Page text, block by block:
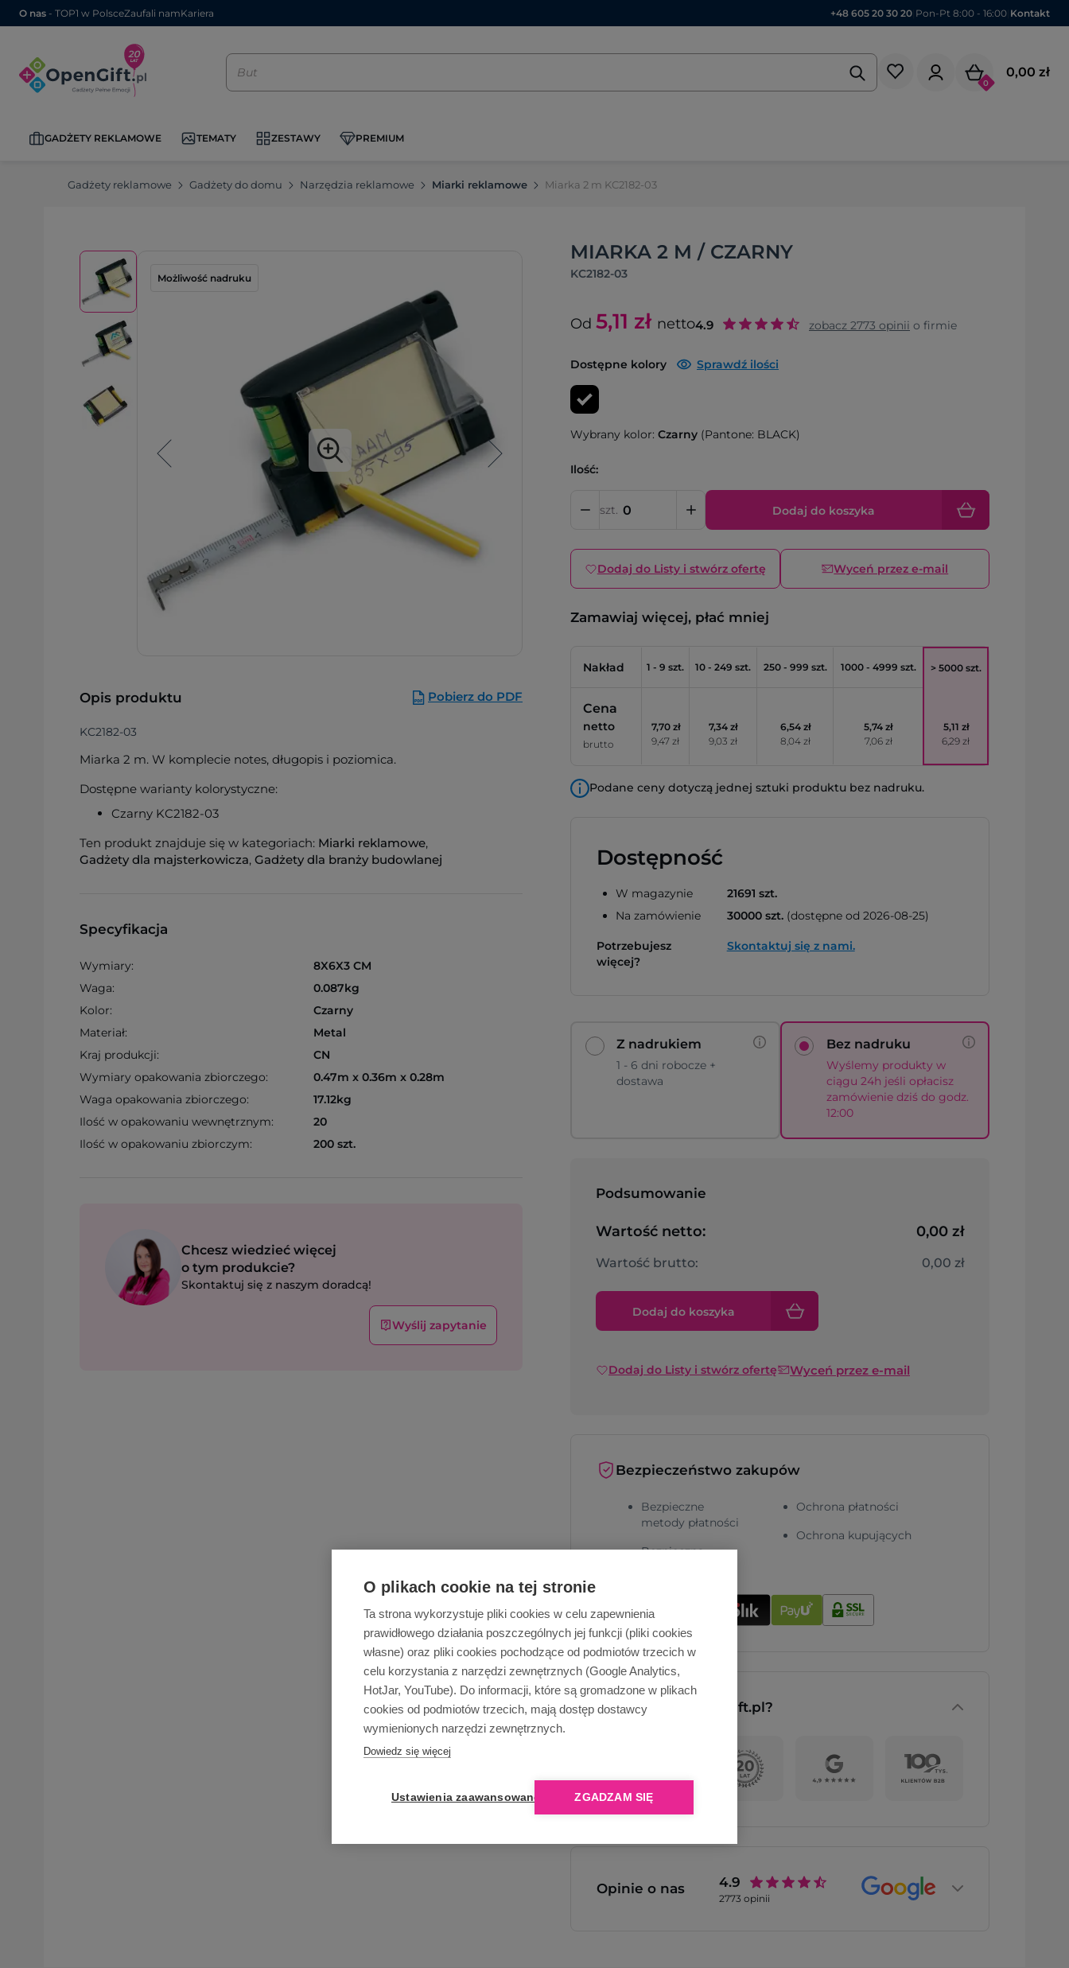
O plikach cookie na tej stronie
Ta strona wykorzystuje pliki cookies w celu zapewnienia
prawidłowego działania poszczególnych jej funkcji (pliki cookies
własne) oraz pliki cookies pochodzące od podmiotów trzecich w
celu korzystania z narzędzi zewnętrznych (Google Analytics,
HotJar, YouTube). Do informacji, które są gromadzone w plikach
cookies od podmiotów trzecich, mają dostęp dostawcy
wymienionych narzędzi zewnętrznych.
Dowiedz się więcej
Ustawienia zaawansowane ZGADZAM SIĘ
O nas - TOP1 w PolsceZaufali namKariera +48 605 20 30 20 Pon-Pt 8:00 - 16:00 Kontakt
0
0,00 zł
GADŻETY REKLAMOWE TEMATY ZESTAWY PREMIUM
Gadżety reklamowe Gadżety do domu Narzędzia reklamowe Miarki reklamowe Miarka 2 m KC2182-03
MIARKA 2 M / CZARNY
KC2182-03
Możliwość nadruku
Opis produktu Pobierz do PDF
KC2182-03
Miarka 2 m. W komplecie notes, długopis i poziomica.
Dostępne warianty kolorystyczne:
Czarny KC2182-03
Ten produkt znajduje się w kategoriach: Miarki reklamowe,
Gadżety dla majsterkowicza, Gadżety dla branży budowlanej
Specyfikacja
Wymiary:
8X6X3 CM
Waga:
0.087kg
Kolor:
Czarny
Materiał:
Metal
Kraj produkcji:
CN
Wymiary opakowania zbiorczego:
0.47m x 0.36m x 0.28m
Waga opakowania zbiorczego:
17.12kg
Ilość w opakowaniu wewnętrznym:
20
Ilość w opakowaniu zbiorczym:
200 szt.
Chcesz wiedzieć więcej
o tym produkcie?
Skontaktuj się z naszym doradcą!
Wyślij zapytanie
Od 5,11 zł netto4.9 zobacz 2773 opinii o firmie
Dostępne kolory Sprawdź ilości
Wybrany kolor: Czarny (Pantone: BLACK)
Ilość:
szt. Dodaj do koszyka
Dodaj do Listy i stwórz ofertę Wyceń przez e-mail
Zamawiaj więcej, płać mniej
Nakład 1 - 9 szt. 10 - 249 szt. 250 - 999 szt. 1000 - 4999 szt. > 5000 szt.
Cena
netto
brutto
7,70 zł
9,47 zł
7,34 zł
9,03 zł
6,54 zł
8,04 zł
5,74 zł
7,06 zł
5,11 zł
6,29 zł
Podane ceny dotyczą jednej sztuki produktu bez nadruku.
Dostępność
W magazynie
Na zamówienie
21691 szt.
30000 szt.(dostępne od 2026-08-25)
Potrzebujesz
więcej?
Skontaktuj się z nami.
Z nadrukiem
1 - 6 dni robocze +
dostawa
Bez nadruku
Wyślemy produkty w
ciągu 24h jeśli opłacisz
zamówienie dziś do godz.
12:00
Podsumowanie
Wartość netto: 0,00 zł
Wartość brutto: 0,00 zł
Dodaj do koszyka
Dodaj do Listy i stwórz ofertę Wyceń przez e-mail
Bezpieczeństwo zakupów
Bezpieczne
metody płatności
Bezpieczna
Ochrona płatności
Ochrona kupujących
Dlaczego OpenGift.pl?
Opinie o nas 4.9
2773 opinii